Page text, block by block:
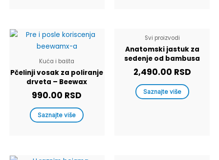
Kuća i bašta
Pčelinji vosak za poliranje
drveta – Beewax
990.00 RSD
Saznajte više
Svi proizvodi
Anatomski jastuk za
sedenje od bambusa
2,490.00 RSD
Saznajte više